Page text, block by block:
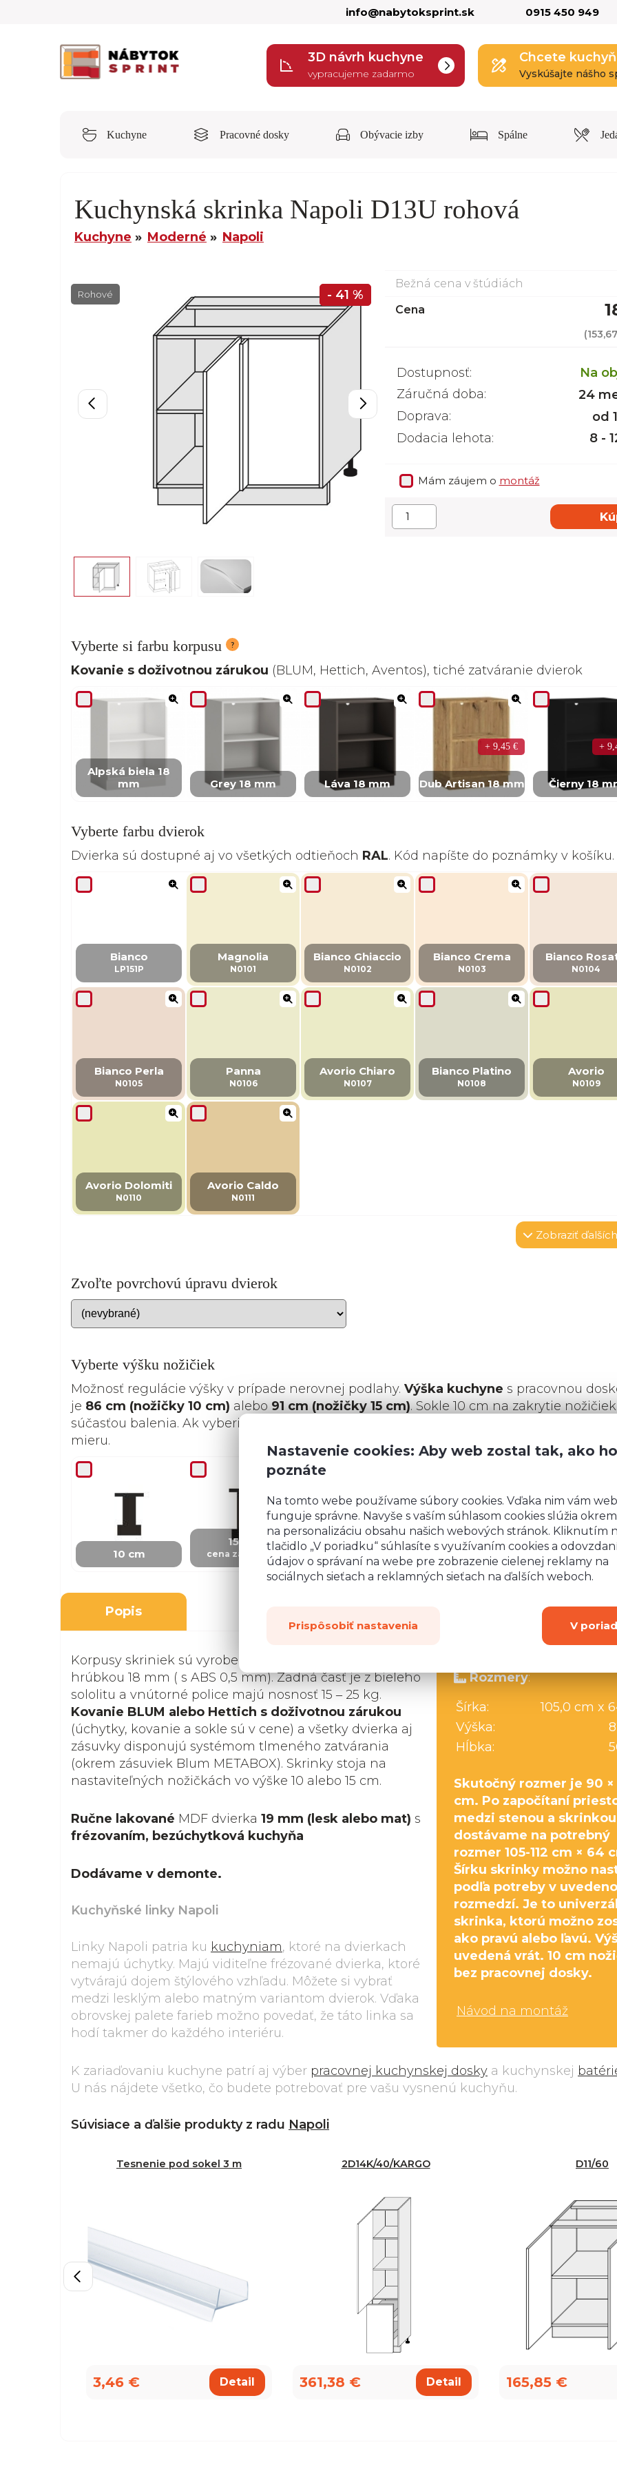
info@nabytoksprint.sk 0915 450 949
3D návrh kuchyne
vypracujeme zadarmo
Chcete
Vyskúšajte nášho
Kuchyne Pracovné dosky Obývacie izby Spálne
Kuchynská skrinka Napoli D13U rohová
Kuchyne Moderné Napoli
Rohové - 41 %
Bežná cena v štúdiách
Cena
(
Dostupnosť:
Na
Záručná doba:
24
Doprava:
od
Dodacia lehota:
8 -
Mám záujem o montáž
Vyberte si farbu korpusu
Kovanie s doživotnou zárukou (BLUM, Hettich, Aventos), tiché zatváranie dvierok
Alpská biela 18
mm
Grey 18 mm Láva 18 mm Dub Artisan 18 mm
+ 9,45 €
Čierny 18
+
Vyberte farbu dvierok
Dvierka sú dostupné aj vo všetkých odtieňoch RAL. Kód napíšte do poznámky v košíku.
Bianco
LP151P
Magnolia
N0101
Bianco Ghiaccio
N0102
Bianco Crema
N0103
Bianco
N0104
Bianco Perla
N0105
Panna
N0106
Avorio Chiaro
N0107
Bianco Platino
N0108
Avorio
N0109
Avorio Dolomiti
N0110
Avorio Caldo
N0111
Zobraziť
Zvoľte povrchovú úpravu dvierok
Vyberte výšku nožičiek
Možnosť regulácie výšky v prípade nerovnej podlahy. Výška kuchyne s pracovnou
je 86 cm (nožičky 10 cm) alebo 91 cm (nožičky 15 cm). Sokle 10 cm na zakrytie
súčasťou balenia. Ak vyberiete nožičky 15 cm, budeme vás kontaktovať kvôli výrobe
mieru.
10 cm
15 cm
cena za skrinku
+ 4,07 €
Popis Máte
Rozmery:
Šírka:
105,0 cm x
Výška:
Hĺbka:
Skutočný rozmer je 90 ×
cm. Po započítaní
medzi stenou a
dostávame na potrebný
rozmer 105-112 cm × 64
Šírku skrinky možno
podľa potreby v
rozmedzí. Je to
skrinka, ktorú možno
ako pravú alebo ľavú.
uvedená vrát. 10 cm
bez pracovnej dosky.
Návod na montáž
Korpusy skriniek sú vyrobené z kvalitnej LTD dosky s
hrúbkou 18 mm ( s ABS 0,5 mm). Zadná časť je z bieleho
sololitu a vnútorné police majú nosnosť 15 ‒ 25 kg.
Kovanie BLUM alebo Hettich s doživotnou zárukou
(úchytky, kovanie a sokle sú v cene) a všetky dvierka aj
zásuvky disponujú systémom tlmeného zatvárania
(okrem zásuviek Blum METABOX). Skrinky stoja na
nastaviteľných nožičkách vo výške 10 alebo 15 cm.
Ručne lakované MDF dvierka 19 mm (lesk alebo mat) s
frézovaním, bezúchytková kuchyňa
Dodávame v demonte.
Kuchyňské linky Napoli
Linky Napoli patria ku kuchyniam, ktoré na dvierkach
nemajú úchytky. Majú viditeľne frézované dvierka, ktoré
vytvárajú dojem štýlového vzhľadu. Môžete si vybrať
medzi lesklým alebo matným variantom dvierok. Vďaka
obrovskej palete farieb možno povedať, že táto linka sa
hodí takmer do každého interiéru.
K zariaďovaniu kuchyne patrí aj výber pracovnej kuchynskej dosky a kuchynskej
U nás nájdete všetko, čo budete potrebovať pre vašu vysnenú kuchyňu.
Súvisiace a ďalšie produkty z radu Napoli
Tesnenie pod sokel 3 m
3,46 € Detail
2D14K/40/KARGO
361,38 € Detail
D11/60
165,85 €
Nastavenie cookies: Aby web zostal tak, ako ho
poznáte
Na tomto webe používame súbory cookies. Vďaka nim vám web
funguje správne. Navyše s vaším súhlasom cookies slúžia
na personalizáciu obsahu našich webových stránok. Kliknutím
tlačidlo „V poriadku“ súhlasíte s využívaním cookies a
údajov o správaní na webe pre zobrazenie cielenej reklamy na
sociálnych sieťach a reklamných sieťach na ďalších weboch.
Prispôsobiť nastavenia V